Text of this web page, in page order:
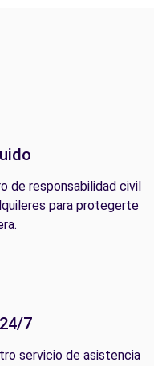
de responsabilidad civil
para protegerte
7
servicio de asistencia